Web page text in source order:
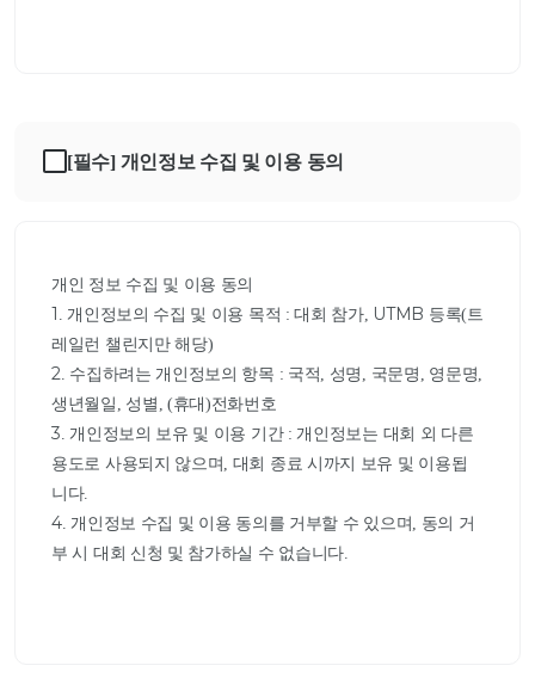
[필수] 개인정보 수집 및 이용 동의
개인 정보 수집 및 이용 동의
1. 개인정보의 수집 및 이용 목적 : 대회 참가, UTMB 등록(트
레일런 챌린지만 해당)
2. 수집하려는 개인정보의 항목 : 국적, 성명, 국문명, 영문명,
생년월일, 성별, (휴대)전화번호
3. 개인정보의 보유 및 이용 기간 : 개인정보는 대회 외 다른
용도로 사용되지 않으며, 대회 종료 시까지 보유 및 이용됩
니다.
4. 개인정보 수집 및 이용 동의를 거부할 수 있으며, 동의 거
부 시 대회 신청 및 참가하실 수 없습니다.